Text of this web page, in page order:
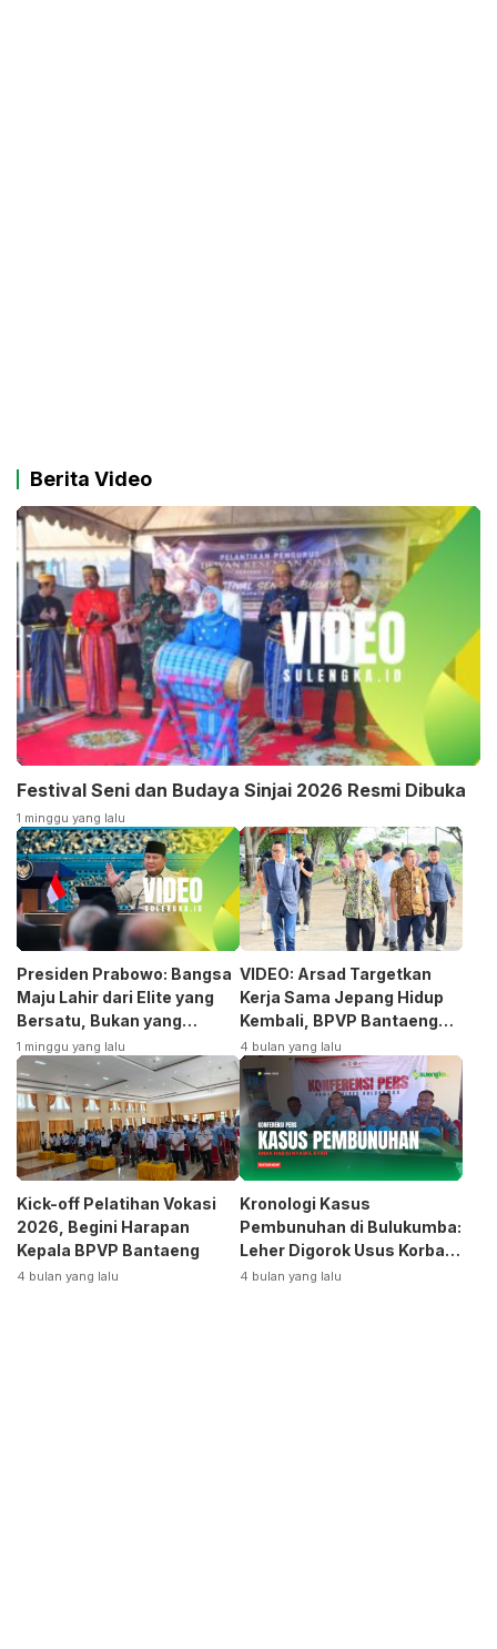
Berita Video
Festival Seni dan Budaya Sinjai 2026 Resmi Dibuka
1 minggu yang lalu
Presiden Prabowo: Bangsa
Maju Lahir dari Elite yang
Bersatu, Bukan yang
Terpecah
1 minggu yang lalu
VIDEO: Arsad Targetkan
Kerja Sama Jepang Hidup
Kembali, BPVP Bantaeng
Siap Bangkitkan Jurusan
Otomotif
4 bulan yang lalu
Kick-off Pelatihan Vokasi
2026, Begini Harapan
Kepala BPVP Bantaeng
4 bulan yang lalu
Kronologi Kasus
Pembunuhan di Bulukumba:
Leher Digorok Usus Korban
Dikeluarkan
4 bulan yang lalu